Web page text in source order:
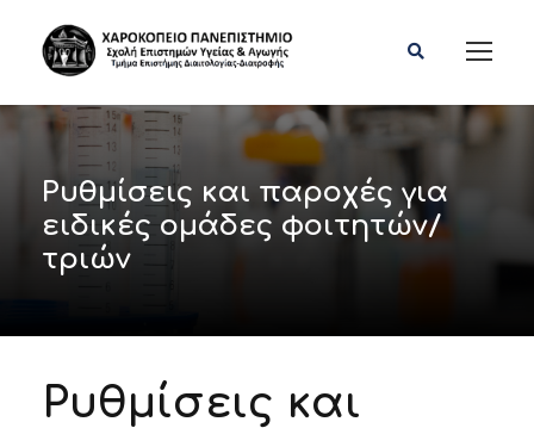
Ρυθμίσεις και παροχές για
ειδικές ομάδες φοιτητών/
τριών
Ρυθμίσεις και